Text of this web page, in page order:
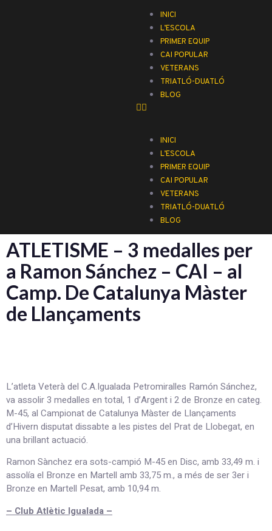
INICI
L’ESCOLA
PRIMER EQUIP
CAI POPULAR
VETERANS
TRIATLÓ-DUATLÓ
BLOG
INICI
L’ESCOLA
PRIMER EQUIP
CAI POPULAR
VETERANS
TRIATLÓ-DUATLÓ
BLOG
ATLETISME – 3 medalles per
a Ramon Sánchez – CAI – al
Camp. De Catalunya Màster
de Llançaments
L’atleta Veterà del C.A.Igualada Petromiralles Ramón Sánchez,
va assolir 3 medalles en total, 1 d’Argent i 2 de Bronze en categ.
M-45, al Campionat de Catalunya Màster de Llançaments
d’Hivern disputat dissabte a les pistes del Prat de Llobegat, en
una brillant actuació.
Ramon Sànchez era sots-campió M-45 en Disc, amb 33,49 m. i
assolía el Bronze en Martell amb 33,75 m., a més de ser 3er i
Bronze en Martell Pesat, amb 10,94 m.
– Club Atlètic Igualada –